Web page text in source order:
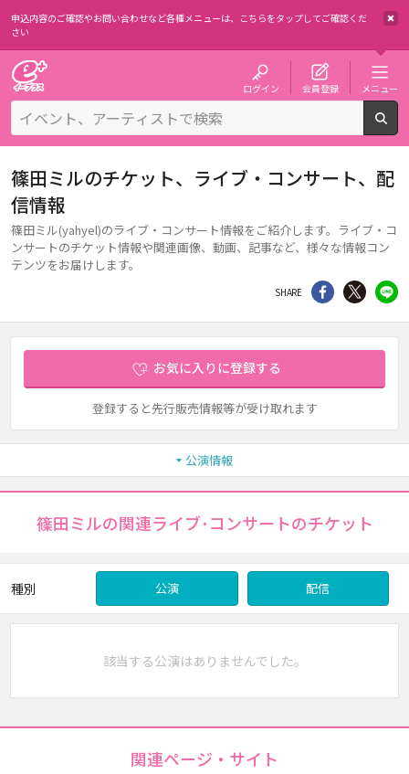
申込内容のご確認やお問い合わせなど各種メニューは、 こちらをタップしてご確認くだ
さい
ログイン 会員登録 メニュー
篠田ミルのチケット、ライブ・コンサート、配
信情報
篠田ミル(yahyel)のライブ・コンサート情報をご紹介します。ライブ・コ
ンサートのチケット情報や関連画像、動画、記事など、様々な情報コン
テンツをお届けします。
SHARE シェア Twitter
お気に入りに登録する
登録すると先行販売情報等が受け取れます
公演情報
篠田ミルの関連ライブ･コンサートのチケット
種別 公演 配信
該当する公演はありませんでした。
関連ページ・サイト